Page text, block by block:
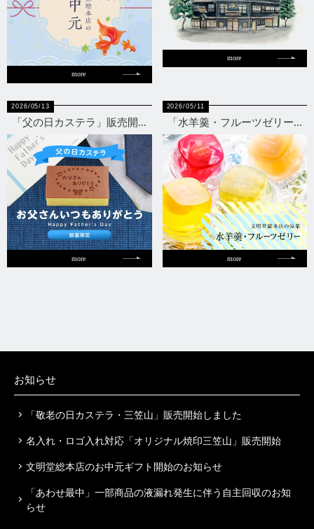
more
more
2026/05/13
「父の日カステラ」販売開...
more
2026/05/11
「水羊羹・フルーツゼリー...
more
お知らせ
「敬老の日カステラ・三笠山」販売開始しました
名入れ・ロゴ入れ対応「オリジナル焼印三笠山」販売開始
文明堂総本店のお中元ギフト開始のお知らせ
「あわせ最中」一部商品の液漏れ発生に伴う自主回収のお知
らせ